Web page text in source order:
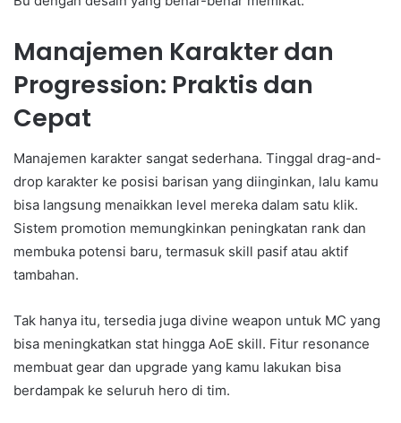
Manajemen Karakter dan
Progression: Praktis dan
Cepat
Manajemen karakter sangat sederhana. Tinggal drag-and-
drop karakter ke posisi barisan yang diinginkan, lalu kamu
bisa langsung menaikkan level mereka dalam satu klik.
Sistem promotion memungkinkan peningkatan rank dan
membuka potensi baru, termasuk skill pasif atau aktif
tambahan.
Tak hanya itu, tersedia juga divine weapon untuk MC yang
bisa meningkatkan stat hingga AoE skill. Fitur resonance
membuat gear dan upgrade yang kamu lakukan bisa
berdampak ke seluruh hero di tim.